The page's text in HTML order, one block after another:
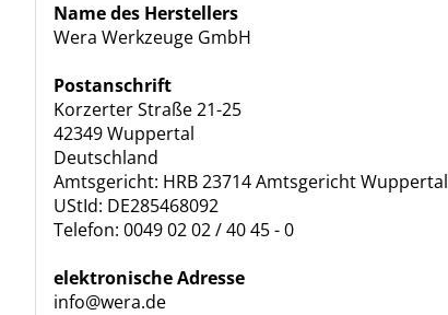
Name des Herstellers
Wera Werkzeuge GmbH
Postanschrift
Korzerter Straße 21-25
42349 Wuppertal
Deutschland
Amtsgericht: HRB 23714 Amtsgericht Wuppertal
UStId: DE285468092
Telefon: 0049 02 02 / 40 45 - 0
elektronische Adresse
info@wera.de